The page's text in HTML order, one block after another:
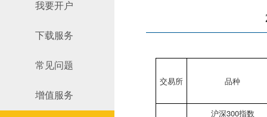
我要开户
下载服务
常见问题
增值服务
交易所 品种
沪深300指数